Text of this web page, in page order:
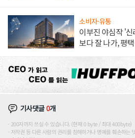
소비자·유통
이부진 야심작 '
보다 잘 나가, 평택
기사댓글0개
200자까지 쓰실 수 있습니다. (현재 0 byte / 최대 400byte)
저작권 등 다른 사람의 권리를 침해하거나 명예를 훼손하는